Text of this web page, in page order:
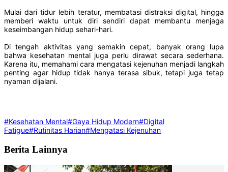
Mulai dari tidur lebih teratur, membatasi distraksi digital, hingga
memberi waktu untuk diri sendiri dapat membantu menjaga
keseimbangan hidup sehari-hari.
Di tengah aktivitas yang semakin cepat, banyak orang lupa
bahwa kesehatan mental juga perlu dirawat secara sederhana.
Karena itu, memahami cara mengatasi kejenuhan menjadi langkah
penting agar hidup tidak hanya terasa sibuk, tetapi juga tetap
nyaman dijalani.
#Kesehatan Mental#Gaya Hidup Modern#Digital
Fatigue#Rutinitas Harian#Mengatasi Kejenuhan
Berita Lainnya